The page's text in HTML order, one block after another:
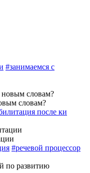
#занимаемся с
словам?
после ки
#речевой процессор